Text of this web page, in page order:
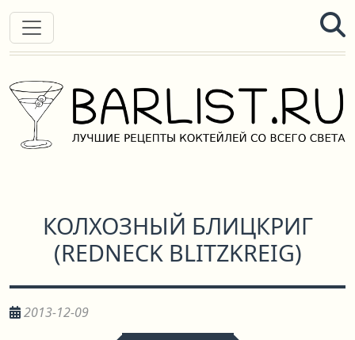
КОЛХОЗНЫЙ БЛИЦКРИГ
(REDNECK BLITZKREIG)
2013-12-09